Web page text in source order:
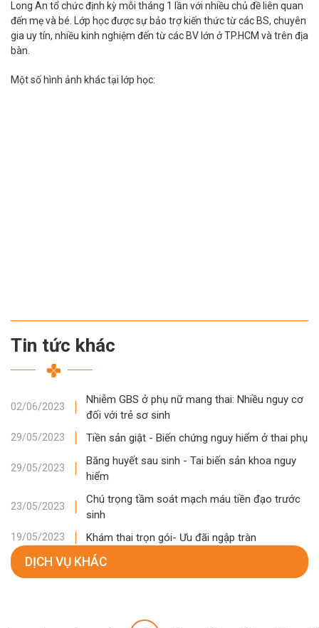
Long An tổ chức định kỳ mỗi tháng 1 lần với nhiều chủ đề liên quan
đến mẹ và bé. Lớp học được sự bảo trợ kiến thức từ các BS, chuyên
gia uy tín, nhiều kinh nghiệm đến từ các BV lớn ở TP.HCM và trên địa
bàn.
Một số hình ảnh khác tại lớp học:
Tin tức khác
02/06/2023
Nhiễm GBS ở phụ nữ mang thai: Nhiều nguy cơ
đối với trẻ sơ sinh
29/05/2023 Tiền sản giật - Biến chứng nguy hiểm ở thai phụ
29/05/2023
Băng huyết sau sinh - Tai biến sản khoa nguy
hiểm
23/05/2023
Chú trọng tầm soát mạch máu tiền đạo trước
sinh
19/05/2023 Khám thai trọn gói- Ưu đãi ngập tràn
DỊCH VỤ KHÁC